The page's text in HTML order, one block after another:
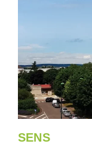
SENS